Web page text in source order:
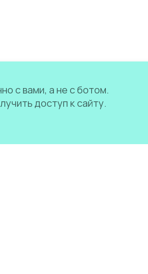
с вами, а не с ботом.
доступ к сайту.